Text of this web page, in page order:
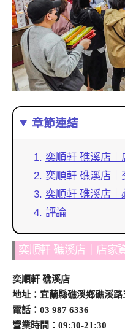
章節連結
奕順軒 礁溪店｜
奕順軒 礁溪店
奕順軒 礁溪店
評論
奕順軒 礁溪店｜店家
奕順軒 礁溪店
地址：宜蘭縣礁溪鄉礁溪路
電話：03 987 6336
營業時間：09:30-21:30